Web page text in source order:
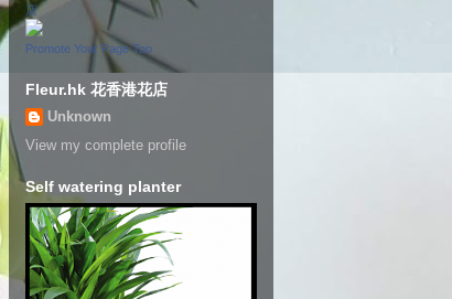
店
Promote Your Page Too
Fleur.hk 花香港花店
Unknown
View my complete profile
Self watering planter